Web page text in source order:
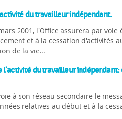
du travailleur indépendant.
2001, l'Office assurera par
et à la cessation d'activités
de la vie...
du travailleur indépendant:
à son réseau secondaire le
relatives au début et à la